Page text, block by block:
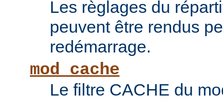
Les règlages du
peuvent être rendus
redémarrage.
mod_cache
Le filtre CACHE du